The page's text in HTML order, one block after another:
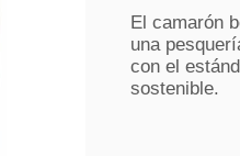
El camarón
una
con el
sostenible.